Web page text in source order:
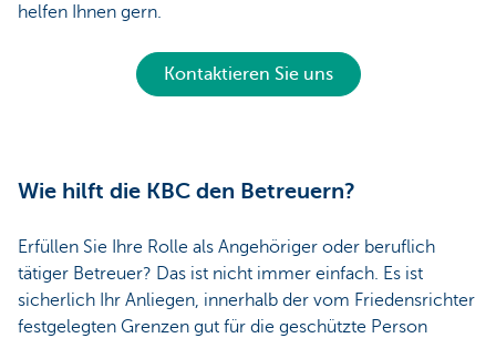
helfen Ihnen gern.
Kontaktieren Sie uns
Wie hilft die KBC den Betreuern?
Erfüllen Sie Ihre Rolle als Angehöriger oder beruflich
tätiger Betreuer? Das ist nicht immer einfach. Es ist
sicherlich Ihr Anliegen, innerhalb der vom Friedensrichter
festgelegten Grenzen gut für die geschützte Person